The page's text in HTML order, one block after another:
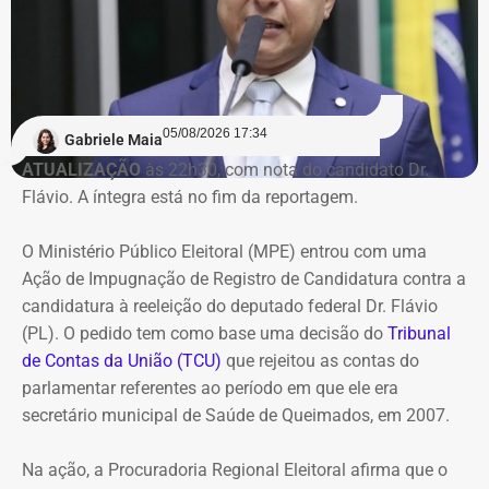
Na avaliação do Executivo estadual, a recuperação
judicial deixou de cumprir sua função de permitir a
recuperação da empresa.
Refit não teria honrado os
pagamentos
O governo também sustenta que os responsáveis pela
Refit descumpriram o parcelamento especial firmado
para quitar débitos tributários. Conforme a PGE, as
parcelas deixaram de ser pagas por mais de 90 dias,
situação que, segundo a legislação, autoriza o
Gabriele Maia05/08/2026 17:34
ATUALIZAÇÃO às 22h30, com nota do candidato Dr.
Flávio. A íntegra está no fim da reportagem.
O Ministério Público Eleitoral (MPE) entrou com uma
Ação de Impugnação de Registro de Candidatura contra a
candidatura à reeleição do deputado federal Dr. Flávio
(PL). O pedido tem como base uma decisão do Tribunal
de Contas da União (TCU) que rejeitou as contas do
parlamentar referentes ao período em que ele era
secretário municipal de Saúde de Queimados, em 2007.
Na ação, a Procuradoria Regional Eleitoral afirma que o